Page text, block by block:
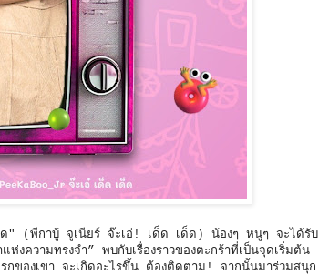
" (พีกาบู้ จูเนียร์ จ๊ะเอ๋! เด็ด เด็ด) น้องๆ หนูๆ จะได้รับ
วามทรงจำ” พบกับเรื่องราวของตะกร้าที่เป็นจุดเริ่มต้น
กของเขา จะเกิดอะไรขึ้น ต้องติดตาม! จากนั้นมาร่วมสนุก